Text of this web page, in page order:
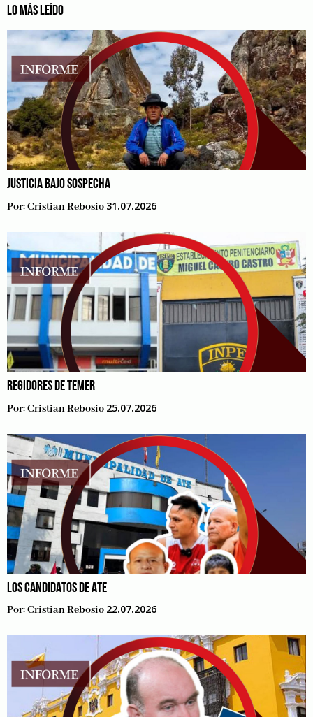
LO MÁS LEÍDO
JUSTICIA BAJO SOSPECHA
Por:Cristian Rebosio 31.07.2026
REGIDORES DE TEMER
Por:Cristian Rebosio 25.07.2026
LOS CANDIDATOS DE ATE
Por:Cristian Rebosio 22.07.2026